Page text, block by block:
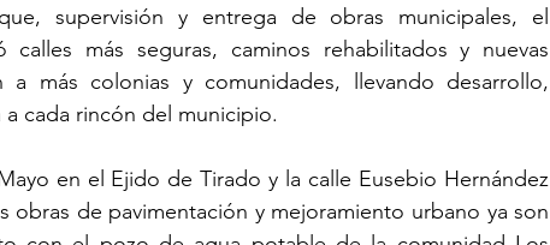
supervisión y entrega de obras municipales, el
calles más seguras, caminos rehabilitados y nuevas
más colonias y comunidades, llevando desarrollo,
cada rincón del municipio.
en el Ejido de Tirado y la calle Eusebio Hernández
obras de pavimentación y mejoramiento urbano ya son